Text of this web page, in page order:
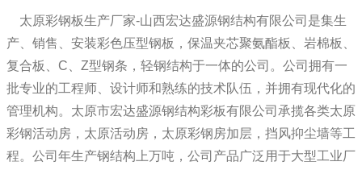
太原彩钢板生产厂家-山西宏达盛源钢结构有限公司是集生
产、销售、安装彩色压型钢板，保温夹芯聚氨酯板、岩棉板、
复合板、C、Z型钢条，轻钢结构于一体的公司。公司拥有一
批专业的工程师、设计师和熟练的技术队伍，并拥有现代化的
管理机构。太原市宏达盛源钢结构彩板有限公司承揽各类太原
彩钢活动房，太原活动房，太原彩钢房加层，挡风抑尘墙等工
程。公司年生产钢结构上万吨，公司产品广泛用于大型工业厂